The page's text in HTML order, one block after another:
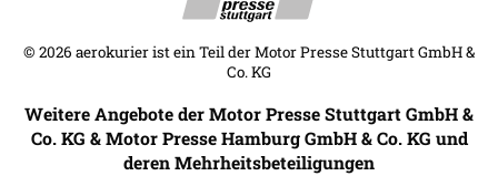
© 2026 aerokurier ist ein Teil der Motor Presse Stuttgart GmbH &
Co. KG
Weitere Angebote der Motor Presse Stuttgart GmbH &
Co. KG & Motor Presse Hamburg GmbH & Co. KG und
deren Mehrheitsbeteiligungen